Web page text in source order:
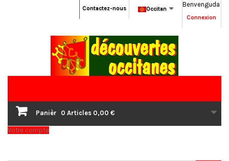
Benvenguda
Connexion
Occitan
Contactez-nous
Panièr 0 Articles 0,00 €
Votre compte